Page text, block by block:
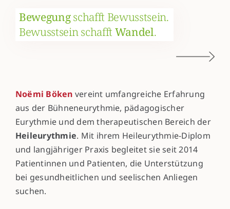
Bewegungschafft Bewusstsein.
Bewusstsein schafftWandel.
Noëmi Böken vereint umfangreiche Erfahrung
aus der Bühneneurythmie, pädagogischer
Eurythmie und dem therapeutischen Bereich der
Heileurythmie. Mit ihrem Heileurythmie-Diplom
und langjähriger Praxis begleitet sie seit 2014
Patientinnen und Patienten, die Unterstützung
bei gesundheitlichen und seelischen Anliegen
suchen.